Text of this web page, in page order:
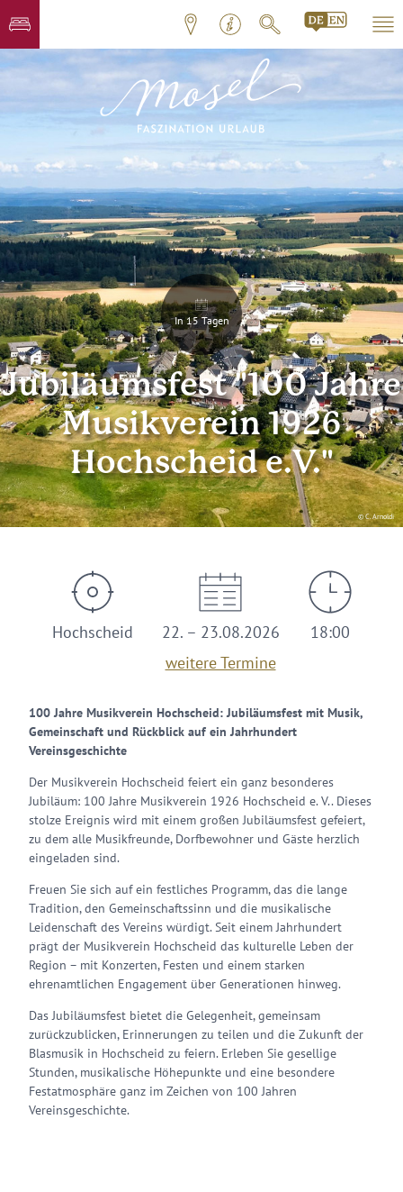
© C. Arnoldi
In 15 Tagen
Jubiläumsfest "100 Jahre
Musikverein 1926
Hochscheid e.V."
Hochscheid
22. – 23.08.2026
weitere Termine
18:00
100 Jahre Musikverein Hochscheid: Jubiläumsfest mit Musik,
Gemeinschaft und Rückblick auf ein Jahrhundert
Vereinsgeschichte
Der Musikverein Hochscheid feiert ein ganz besonderes
Jubiläum: 100 Jahre Musikverein 1926 Hochscheid e. V.. Dieses
stolze Ereignis wird mit einem großen Jubiläumsfest gefeiert,
zu dem alle Musikfreunde, Dorfbewohner und Gäste herzlich
eingeladen sind.
Freuen Sie sich auf ein festliches Programm, das die lange
Tradition, den Gemeinschaftssinn und die musikalische
Leidenschaft des Vereins würdigt. Seit einem Jahrhundert
prägt der Musikverein Hochscheid das kulturelle Leben der
Region – mit Konzerten, Festen und einem starken
ehrenamtlichen Engagement über Generationen hinweg.
Das Jubiläumsfest bietet die Gelegenheit, gemeinsam
zurückzublicken, Erinnerungen zu teilen und die Zukunft der
Blasmusik in Hochscheid zu feiern. Erleben Sie gesellige
Stunden, musikalische Höhepunkte und eine besondere
Festatmosphäre ganz im Zeichen von 100 Jahren
Vereinsgeschichte.